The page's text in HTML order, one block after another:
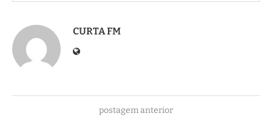
CURTA FM
postagem anterior